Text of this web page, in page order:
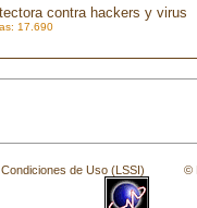
contra hackers y virus
17.690
de Uso (LSSI) © La